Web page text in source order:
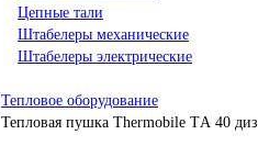
Цепные тали
Штабелеры механические
Штабелеры электрические
Тепловое оборудование
Тепловая пушка Thermobile TА 40